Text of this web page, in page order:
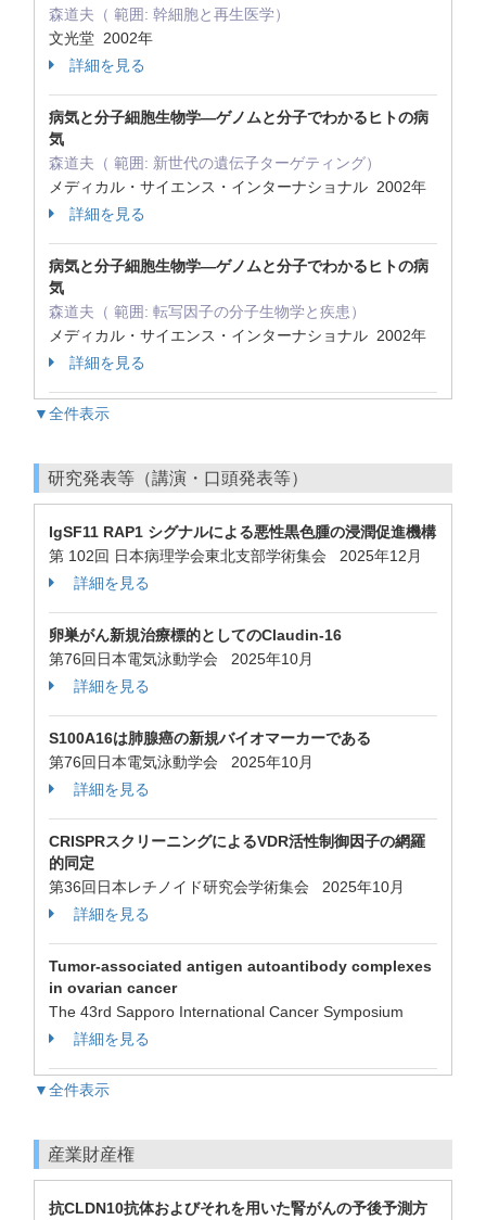
森道夫（ 範囲: 幹細胞と再生医学）
文光堂 2002年
詳細を見る
病気と分子細胞生物学―ゲノムと分子でわかるヒトの病
気
森道夫（ 範囲: 新世代の遺伝子ターゲティング）
メディカル・サイエンス・インターナショナル 2002年
詳細を見る
病気と分子細胞生物学―ゲノムと分子でわかるヒトの病
気
森道夫（ 範囲: 転写因子の分子生物学と疾患）
メディカル・サイエンス・インターナショナル 2002年
詳細を見る
▼全件表示
研究発表等（講演・口頭発表等）
IgSF11 RAP1 シグナルによる悪性黒色腫の浸潤促進機構
第 102回 日本病理学会東北支部学術集会 2025年12月
詳細を見る
卵巣がん新規治療標的としてのClaudin-16
第76回日本電気泳動学会 2025年10月
詳細を見る
S100A16は肺腺癌の新規バイオマーカーである
第76回日本電気泳動学会 2025年10月
詳細を見る
CRISPRスクリーニングによるVDR活性制御因子の網羅
的同定
第36回日本レチノイド研究会学術集会 2025年10月
詳細を見る
Tumor-associated antigen autoantibody complexes
in ovarian cancer
The 43rd Sapporo International Cancer Symposium
詳細を見る
▼全件表示
産業財産権
抗CLDN10抗体およびそれを用いた腎がんの予後予測方